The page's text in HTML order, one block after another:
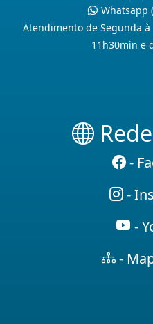
Whatsapp
Atendimento de Segunda
11h30min e
-
-
-
-